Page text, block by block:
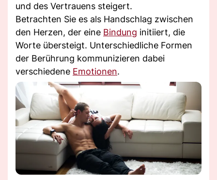
und des Vertrauens steigert.
Betrachten Sie es als Handschlag zwischen
den Herzen, der eine Bindung initiiert, die
Worte übersteigt. Unterschiedliche Formen
der Berührung kommunizieren dabei
verschiedene Emotionen.